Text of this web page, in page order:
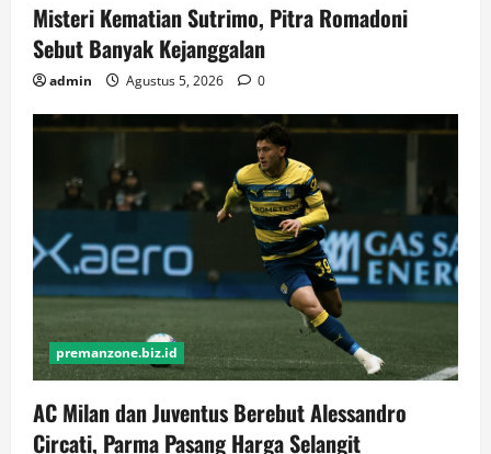
Misteri Kematian Sutrimo, Pitra Romadoni
Sebut Banyak Kejanggalan
admin Agustus 5, 2026 0
premanzone.biz.id
AC Milan dan Juventus Berebut Alessandro
Circati, Parma Pasang Harga Selangit